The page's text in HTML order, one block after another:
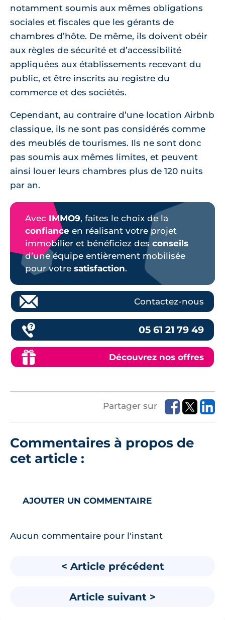
notamment soumis aux mêmes obligations
sociales et fiscales que les gérants de
chambres d’hôte. De même, ils doivent obéir
aux règles de sécurité et d’accessibilité
appliquées aux établissements recevant du
public, et être inscrits au registre du
commerce et des sociétés.
Cependant, au contraire d’une location Airbnb
classique, ils ne sont pas considérés comme
des meublés de tourismes. Ils ne sont donc
pas soumis aux mêmes limites, et peuvent
ainsi louer leurs chambres plus de 120 nuits
par an.
Avec IMMO9, faites le choix de la
confiance en réalisant votre projet
immobilier et bénéficiez des conseils
d’une équipe entièrement mobilisée
pour votre satisfaction.
Contactez-nous
05 61 21 79 49
Découvrez nos offres
Partager sur
Commentaires à propos de
cet article :
AJOUTER UN COMMENTAIRE
Aucun commentaire pour l'instant
< Article précédent
Article suivant >